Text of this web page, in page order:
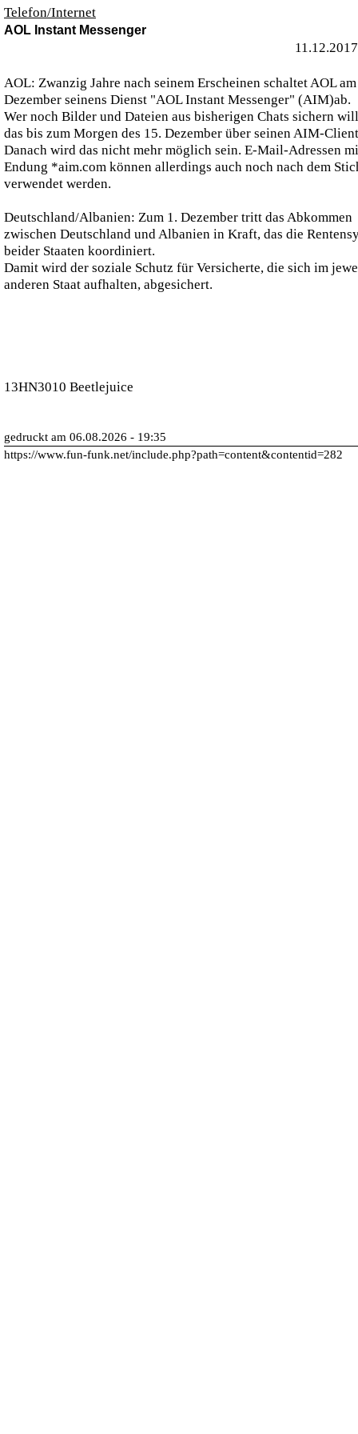
Telefon/Internet
AOL Instant Messenger
AOL: Zwanzig Jahre nach seinem Erscheinen schaltet AOL
Dezember seinens Dienst "AOL Instant Messenger" (AIM)ab.
Wer noch Bilder und Dateien aus bisherigen Chats sichern
das bis zum Morgen des 15. Dezember über seinen AIM-
Danach wird das nicht mehr möglich sein. E-Mail-Adressen
Endung *aim.com können allerdings auch noch nach dem
verwendet werden.
Deutschland/Albanien: Zum 1. Dezember tritt das Abkommen
zwischen Deutschland und Albanien in Kraft, das die
beider Staaten koordiniert.
Damit wird der soziale Schutz für Versicherte, die sich im
anderen Staat aufhalten, abgesichert.
13HN3010 Beetlejuice
gedruckt am 06.08.2026 - 19:35
https://www.fun-funk.net/include.php?path=content&contentid=282